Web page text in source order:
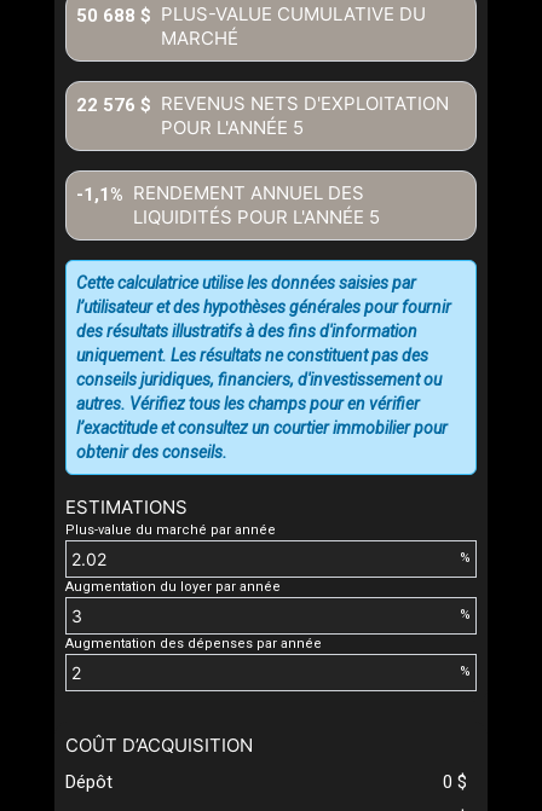
PLUS-VALUE CUMULATIVE DU
MARCHÉ
50 688 $
REVENUS NETS D'EXPLOITATION
POUR L'ANNÉE 5
22 576 $
RENDEMENT ANNUEL DES
LIQUIDITÉS POUR L'ANNÉE 5
-1,1%
ESTIMATIONS
Plus-value du marché par année
%
Augmentation du loyer par année
%
Augmentation des dépenses par année
%
Cette calculatrice utilise les données saisies par
l’utilisateur et des hypothèses générales pour fournir
des résultats illustratifs à des fins d'information
uniquement. Les résultats ne constituent pas des
conseils juridiques, financiers, d'investissement ou
autres. Vérifiez tous les champs pour en vérifier
l’exactitude et consultez un courtier immobilier pour
obtenir des conseils.
COÛT D’ACQUISITION
Dépôt
0 $